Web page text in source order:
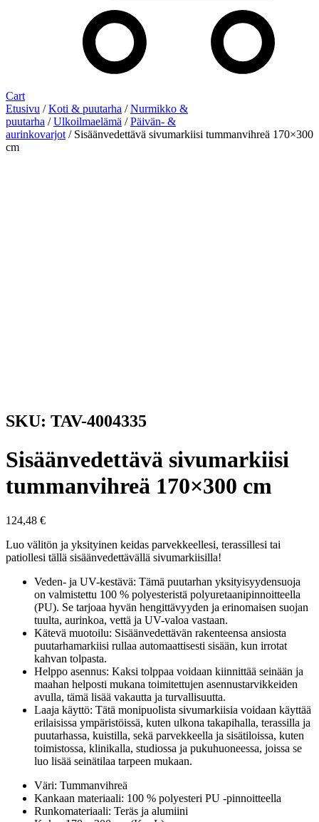
Cart
Etusivu /Koti & puutarha /Nurmikko &
puutarha /Ulkoilmaelämä /Päivän- &
aurinkovarjot / Sisäänvedettävä sivumarkiisi tummanvihreä 170×300
cm
SKU: TAV-4004335
Sisäänvedettävä sivumarkiisi
tummanvihreä 170×300 cm
124,48 €
Luo välitön ja yksityinen keidas parvekkeellesi, terassillesi tai
patiollesi tällä sisäänvedettävällä sivumarkiisilla!
Veden- ja UV-kestävä: Tämä puutarhan yksityisyydensuoja
on valmistettu 100 % polyesteristä polyuretaanipinnoitteella
(PU). Se tarjoaa hyvän hengittävyyden ja erinomaisen suojan
tuulta, aurinkoa, vettä ja UV-valoa vastaan.
Kätevä muotoilu: Sisäänvedettävän rakenteensa ansiosta
puutarhamarkiisi rullaa automaattisesti sisään, kun irrotat
kahvan tolpasta.
Helppo asennus: Kaksi tolppaa voidaan kiinnittää seinään ja
maahan helposti mukana toimitettujen asennustarvikkeiden
avulla, tämä lisää vakautta ja turvallisuutta.
Laaja käyttö: Tätä monipuolista sivumarkiisia voidaan käyttää
erilaisissa ympäristöissä, kuten ulkona takapihalla, terassilla ja
puutarhassa, kuistilla, sekä parvekkeella ja sisätiloissa, kuten
toimistossa, klinikalla, studiossa ja pukuhuoneessa, joissa se
luo lisää seinätilaa tarpeen mukaan.
Väri: Tummanvihreä
Kankaan materiaali: 100 % polyesteri PU -pinnoitteella
Runkomateriaali: Teräs ja alumiini